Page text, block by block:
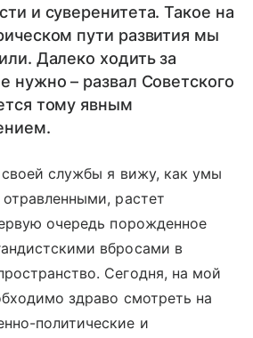
и суверенитета. Такое на
пути развития мы
Далеко ходить за
нужно – развал Советского
тому явным
службы я вижу, как умы
растет
очередь порожденное
вбросами в
Сегодня, на мой
здраво смотреть на
политические и